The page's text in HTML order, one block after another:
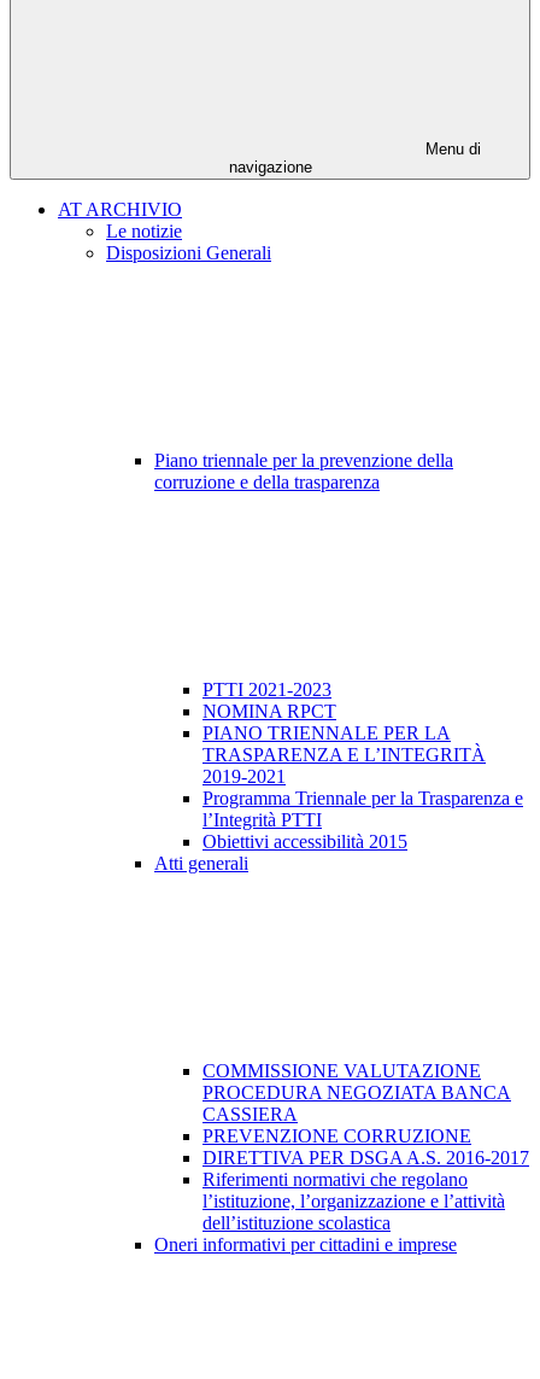
Menu di
navigazione
AT ARCHIVIO
Le notizie
Disposizioni Generali
Piano triennale per la prevenzione della
corruzione e della trasparenza
PTTI 2021-2023
NOMINA RPCT
PIANO TRIENNALE PER LA
TRASPARENZA E L’INTEGRITÀ
2019-2021
Programma Triennale per la Trasparenza e
l’Integrità PTTI
Obiettivi accessibilità 2015
Atti generali
COMMISSIONE VALUTAZIONE
PROCEDURA NEGOZIATA BANCA
CASSIERA
PREVENZIONE CORRUZIONE
DIRETTIVA PER DSGA A.S. 2016-2017
Riferimenti normativi che regolano
l’istituzione, l’organizzazione e l’attività
dell’istituzione scolastica
Oneri informativi per cittadini e imprese